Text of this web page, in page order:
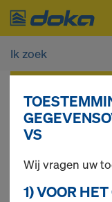
inloggen
VS
Wij vragen uw
1) VOOR